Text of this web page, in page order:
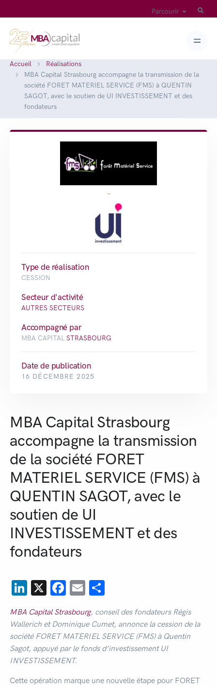
Parcourir
Accueil
Réalisations
MBA Capital Strasbourg accompagne la transmission de la
société FORET MATERIEL SERVICE (FMS) à QUENTIN
SAGOT, avec le soutien de UI INVESTISSEMENT et des
fondateurs
-
Type de réalisation
CESSION
Secteur d'activité
AUTRES SECTEURS
Accompagné par
MBA CAPITAL STRASBOURG
Date de publication
16 DÉCEMBRE 2025
MBA Capital Strasbourg
accompagne la transmission
de la société FORET
MATERIEL SERVICE (FMS) à
QUENTIN SAGOT, avec le
soutien de UI
INVESTISSEMENT et des
fondateurs
LinkedIn
X Facebook
Email
MBA Capital Strasbourg, conseil des fondateurs Régis
Wallerich et Dominique Cumet, annonce la cession de la
société FORET MATERIEL SERVICE (FMS) à Quentin
Sagot, appuyé par le fonds d’investissement UI
INVESTISSEMENT.
Cette opération marque une nouvelle étape pour FORET